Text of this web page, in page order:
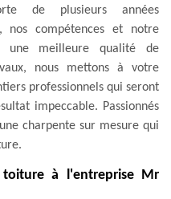
de plusieurs années
nos compétences et notre
une meilleure qualité de
nous mettons à votre
professionnels qui seront
impeccable. Passionnés
charpente sur mesure qui
à l'entreprise Mr